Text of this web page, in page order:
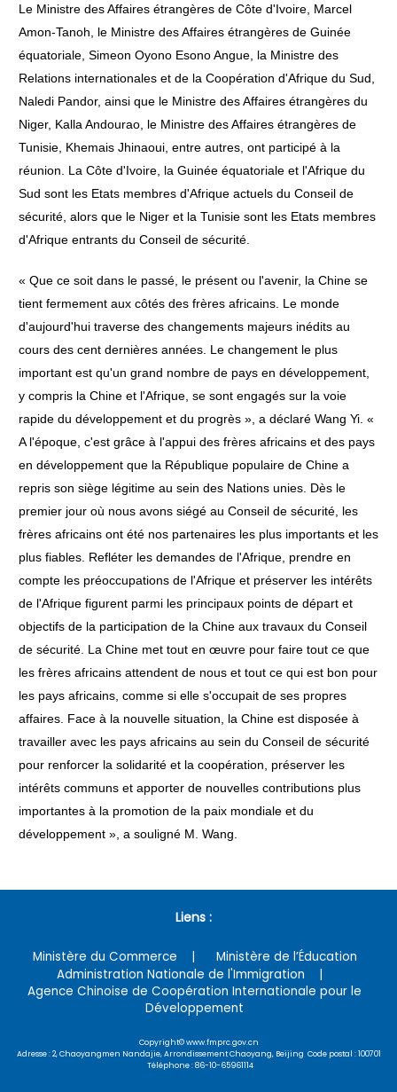
Le Ministre des Affaires étrangères de Côte d'Ivoire, Marcel
Amon-Tanoh, le Ministre des Affaires étrangères de Guinée
équatoriale, Simeon Oyono Esono Angue, la Ministre des
Relations internationales et de la Coopération d'Afrique du Sud,
Naledi Pandor, ainsi que le Ministre des Affaires étrangères du
Niger, Kalla Andourao, le Ministre des Affaires étrangères de
Tunisie, Khemais Jhinaoui, entre autres, ont participé à la
réunion. La Côte d'Ivoire, la Guinée équatoriale et l'Afrique du
Sud sont les Etats membres d'Afrique actuels du Conseil de
sécurité, alors que le Niger et la Tunisie sont les Etats membres
d'Afrique entrants du Conseil de sécurité.
« Que ce soit dans le passé, le présent ou l'avenir, la Chine se
tient fermement aux côtés des frères africains. Le monde
d'aujourd'hui traverse des changements majeurs inédits au
cours des cent dernières années. Le changement le plus
important est qu'un grand nombre de pays en développement,
y compris la Chine et l'Afrique, se sont engagés sur la voie
rapide du développement et du progrès », a déclaré Wang Yi. «
A l'époque, c'est grâce à l'appui des frères africains et des pays
en développement que la République populaire de Chine a
repris son siège légitime au sein des Nations unies. Dès le
premier jour où nous avons siégé au Conseil de sécurité, les
frères africains ont été nos partenaires les plus importants et les
plus fiables. Refléter les demandes de l'Afrique, prendre en
compte les préoccupations de l'Afrique et préserver les intérêts
de l'Afrique figurent parmi les principaux points de départ et
objectifs de la participation de la Chine aux travaux du Conseil
de sécurité. La Chine met tout en œuvre pour faire tout ce que
les frères africains attendent de nous et tout ce qui est bon pour
les pays africains, comme si elle s'occupait de ses propres
affaires. Face à la nouvelle situation, la Chine est disposée à
travailler avec les pays africains au sein du Conseil de sécurité
pour renforcer la solidarité et la coopération, préserver les
intérêts communs et apporter de nouvelles contributions plus
importantes à la promotion de la paix mondiale et du
développement », a souligné M. Wang.
Liens :
Ministère du Commerce
Ministère de l’Éducation
Administration Nationale de l'Immigration
Agence Chinoise de Coopération Internationale pour le
Développement
Copyright© www.fmprc.gov.cn
Adresse : 2, Chaoyangmen Nandajie, Arrondissement Chaoyang, Beijing Code postal : 100701
Téléphone : 86-10-65961114